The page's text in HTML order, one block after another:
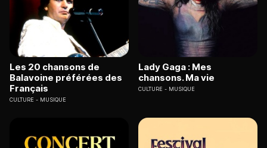
Les 20 chansons de
Balavoine préférées des
Français
CULTURE MUSIQUE
Lady Gaga : Mes
chansons. Ma vie
CULTURE MUSIQUE